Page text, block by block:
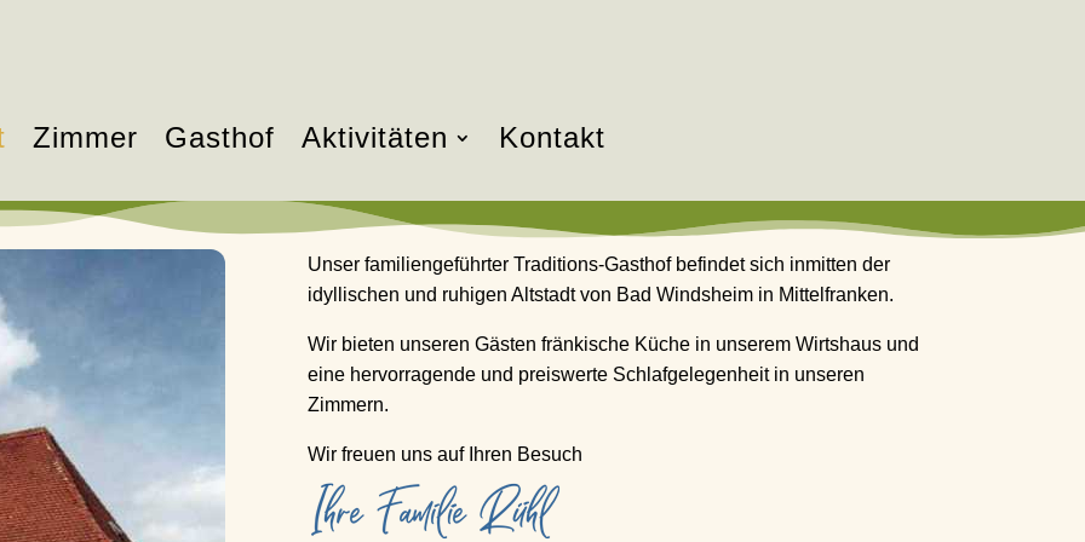
Zimmer Gasthof Aktivitäten Kontakt
Unser familiengeführter Traditions-Gasthof befindet sich inmitten der
idyllischen und ruhigen Altstadt von Bad Windsheim in Mittelfranken.
Wir bieten unseren Gästen fränkische Küche in unserem Wirtshaus und
eine hervorragende und preiswerte Schlafgelegenheit in unseren
Zimmern.
Wir freuen uns auf Ihren Besuch